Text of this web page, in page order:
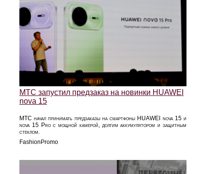
МТС запустил предзаказ на новинки HUAWEI
nova 15
МТС начал принимать предзаказы на смартфоны HUAWEI nova 15 и
nova 15 Pro с мощной камерой, долгим аккумулятором и защитным
стеклом.
FashionPromo